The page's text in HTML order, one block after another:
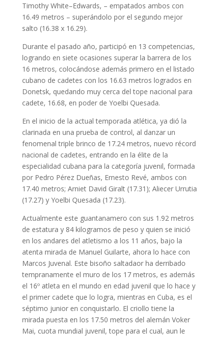
Timothy White–Edwards, – empatados ambos con
16.49 metros – superándolo por el segundo mejor
salto (16.38 x 16.29).
Durante el pasado año, participó en 13 competencias,
logrando en siete ocasiones superar la barrera de los
16 metros, colocándose además primero en el listado
cubano de cadetes con los 16.63 metros logrados en
Donetsk, quedando muy cerca del tope nacional para
cadete, 16.68, en poder de Yoelbi Quesada.
En el inicio de la actual temporada atlética, ya dió la
clarinada en una prueba de control, al danzar un
fenomenal triple brinco de 17.24 metros, nuevo récord
nacional de cadetes, entrando en la élite de la
especialidad cubana para la categoría juvenil, formada
por Pedro Pérez Dueñas, Ernesto Revé, ambos con
17.40 metros; Arniet David Giralt (17.31); Aliecer Urrutia
(17.27) y Yoelbi Quesada (17.23).
Actualmente este guantanamero con sus 1.92 metros
de estatura y 84 kilogramos de peso y quien se inició
en los andares del atletismo a los 11 años, bajo la
atenta mirada de Manuel Guilarte, ahora lo hace con
Marcos Juvenal. Este bisoño saltadaor ha derribado
tempranamente el muro de los 17 metros, es además
el 16º atleta en el mundo en edad juvenil que lo hace y
el primer cadete que lo logra, mientras en Cuba, es el
séptimo junior en conquistarlo. El criollo tiene la
mirada puesta en los 17.50 metros del alemán Voker
Mai, cuota mundial juvenil, tope para el cual, aun le